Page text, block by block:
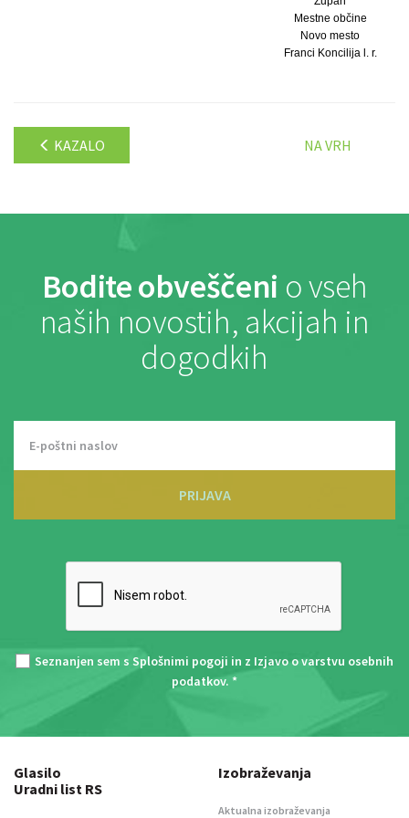
Mestne občine
Novo mesto
Franci Koncilija l. r.
KAZALO NA VRH
Bodite obveščeni o vseh
naših novostih, akcijah in
dogodkih
PRIJAVA
Seznanjen sem s Splošnimi pogoji in z Izjavo o varstvu osebnih
podatkov. *
Glasilo
Uradni list RS
Izobraževanja
Aktualna izobraževanja